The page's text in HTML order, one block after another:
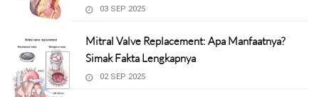
03 SEP 2025
Mitral Valve Replacement: Apa Manfaatnya?
Simak Fakta Lengkapnya
02 SEP 2025